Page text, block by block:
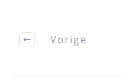
Vorige